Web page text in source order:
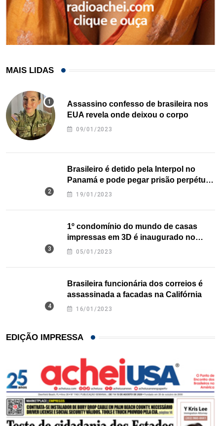
MAIS LIDAS
Assassino confesso de brasileira nos
EUA revela onde deixou o corpo
09/01/2023
Brasileiro é detido pela Interpol no
Panamá e pode pegar prisão perpétua
nos EUA
19/01/2023
1º condomínio do mundo de casas
impressas em 3D é inaugurado no
Texas
05/01/2023
Brasileira funcionária dos correios é
assassinada a facadas na Califórnia
16/01/2023
EDIÇÃO IMPRESSA